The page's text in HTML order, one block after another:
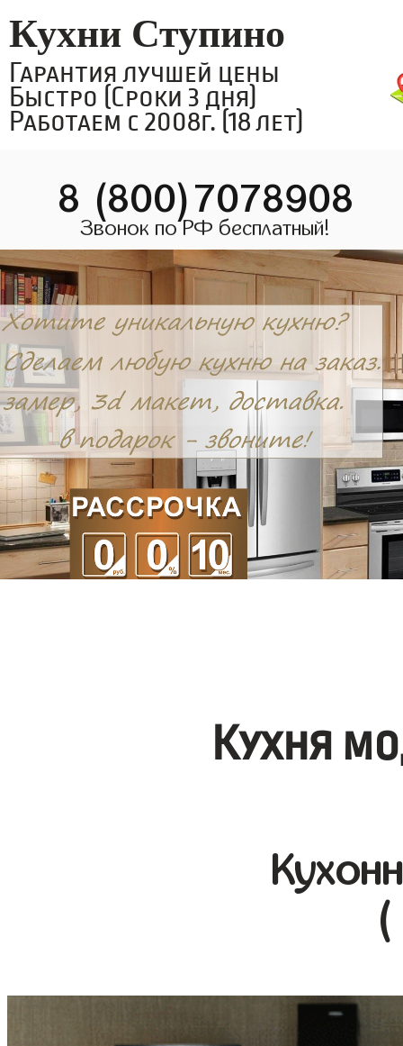
Кухни Ступино
Гарантия лучшей цены
Быстро (Сроки 3 дня)
Работаем с 2008г. (18 лет)
8 (800)7078908
Звонок по РФ бесплатный!
Кухня
(